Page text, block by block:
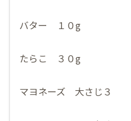
バター １０g
たらこ ３０g
マヨネーズ 大さじ３